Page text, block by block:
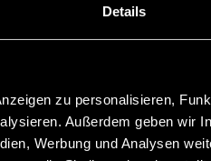
Details
zu personalisieren,
Außerdem geben wir
Werbung und Analysen
Der Vortrag sollte
Auswirkungen und
entstehen, wenn
Niedermüller
und
Konfliktsituationen